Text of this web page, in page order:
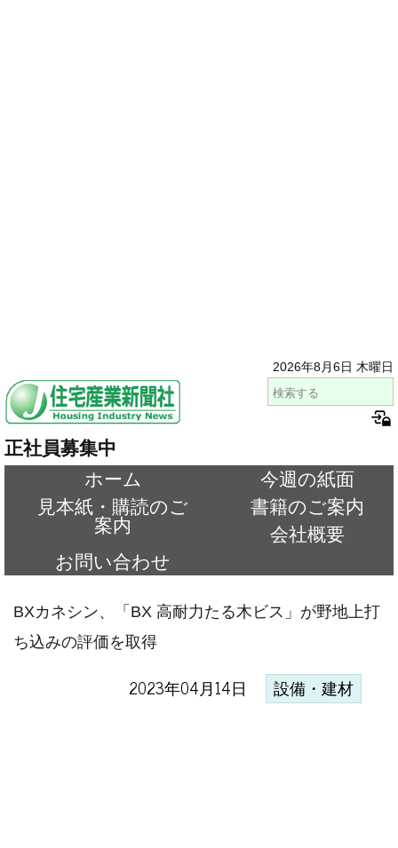
2026年8月6日 木曜日
正社員募集中
ホーム
今週の紙面
見本紙・購読のご
案内
書籍のご案内
会社概要
お問い合わせ
BXカネシン、「BX 高耐力たる木ビス」が野地上打
ち込みの評価を取得
2023年04月14日 設備・建材